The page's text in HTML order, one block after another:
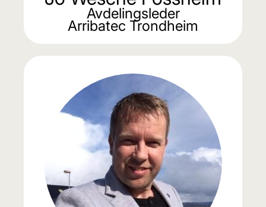
Avdelingsleder
Arribatec Trondheim